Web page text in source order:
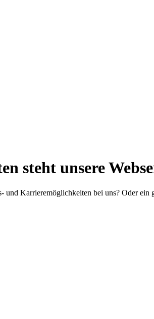
steht unsere
und Karrieremöglichkeiten bei uns? Oder ein